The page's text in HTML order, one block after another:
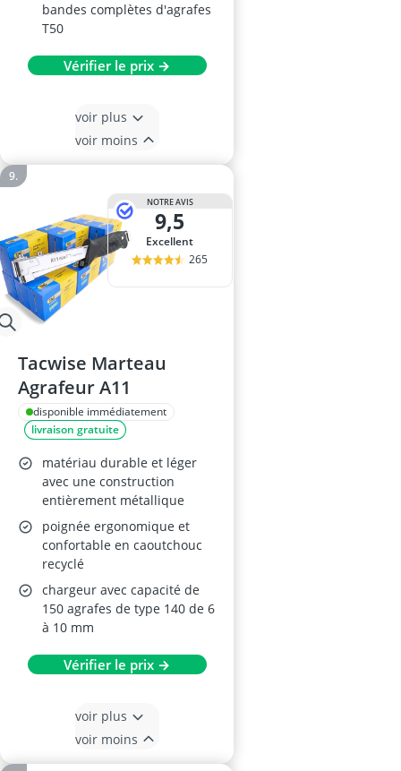
bandes complètes d'agrafes
T50
Vérifier le prix →
voir plus
voir moins
NOTRE AVIS
9,5
Excellent
265
Tacwise Marteau
Agrafeur A11
disponible immédiatement
livraison gratuite
matériau durable et léger
avec une construction
entièrement métallique
poignée ergonomique et
confortable en caoutchouc
recyclé
chargeur avec capacité de
150 agrafes de type 140 de 6
à 10 mm
Vérifier le prix →
voir plus
voir moins